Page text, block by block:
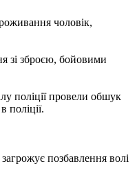
чоловік,
зі зброєю, бойовими
поліції провели обшук
поліції.
позбавлення волі